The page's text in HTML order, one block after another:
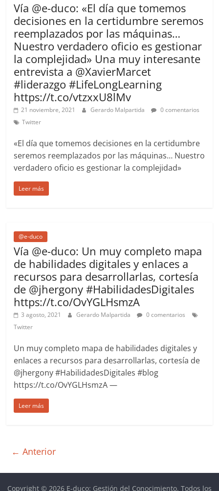
Vía @e-duco: «El día que tomemos
decisiones en la certidumbre seremos
reemplazados por las máquinas…
Nuestro verdadero oficio es gestionar
la complejidad» Una muy interesante
entrevista a @XavierMarcet
#liderazgo #LifeLongLearning
https://t.co/vtzxxU8lMv
21 noviembre, 2021 Gerardo Malpartida
0 comentarios
Twitter
«El día que tomemos decisiones en la certidumbre
seremos reemplazados por las máquinas… Nuestro
verdadero oficio es gestionar la complejidad»
Leer más
@e-duco
Vía @e-duco: Un muy completo mapa
de habilidades digitales y enlaces a
recursos para desarrollarlas, cortesía
de @jhergony #HabilidadesDigitales
https://t.co/OvYGLHsmzA
3 agosto, 2021 Gerardo Malpartida
0 comentarios
Twitter
Un muy completo mapa de habilidades digitales y
enlaces a recursos para desarrollarlas, cortesía de
@jhergony #HabilidadesDigitales #blog
https://t.co/OvYGLHsmzA —
Leer más
← Anterior
Copyright © 2026 E-duco: Gestión del Conocimiento. Todos los